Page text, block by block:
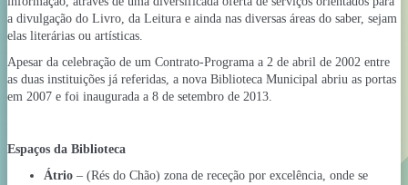
a divulgação do Livro, da Leitura e ainda nas diversas áreas do saber, sejam
elas literárias ou artísticas.
Apesar da celebração de um Contrato-Programa a 2 de abril de 2002 entre
as duas instituições já referidas, a nova Biblioteca Municipal abriu as portas
em 2007 e foi inaugurada a 8 de setembro de 2013.
Espaços da Biblioteca
Átrio – (Rés do Chão) zona de receção por excelência, onde se